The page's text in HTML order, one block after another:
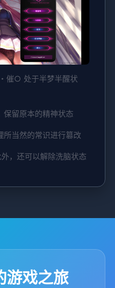
催○ 处于半梦半醒状
保留原本的精神状态
所当然的常识进行篡改
，还可以解除洗脑状态
游戏之旅